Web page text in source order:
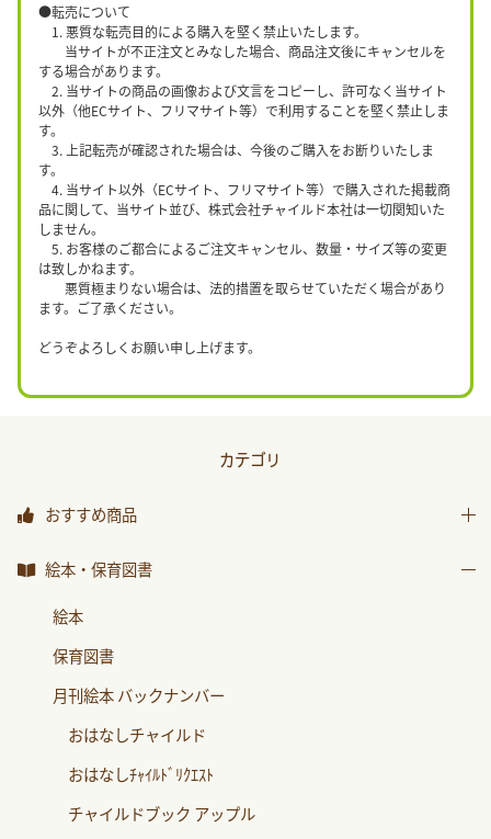
●転売について
1. 悪質な転売目的による購入を堅く禁止いたします。
当サイトが不正注文とみなした場合、商品注文後にキャンセルを
する場合があります。
2. 当サイトの商品の画像および文言をコピーし、許可なく当サイト
以外（他ECサイト、フリマサイト等）で利用することを堅く禁止しま
す。
3. 上記転売が確認された場合は、今後のご購入をお断りいたしま
す。
4. 当サイト以外（ECサイト、フリマサイト等）で購入された掲載商
品に関して、当サイト並び、株式会社チャイルド本社は一切関知いた
しません。
5. お客様のご都合によるご注文キャンセル、数量・サイズ等の変更
は致しかねます。
悪質極まりない場合は、法的措置を取らせていただく場合があり
ます。ご了承ください。
どうぞよろしくお願い申し上げます。
カテゴリ
おすすめ商品
おすすめ商品
絵本・保育図書
絵本
保育図書
月刊絵本 バックナンバー
おはなしチャイルド
おはなしﾁｬｲﾙﾄﾞﾘｸｴｽﾄ
チャイルドブック アップル